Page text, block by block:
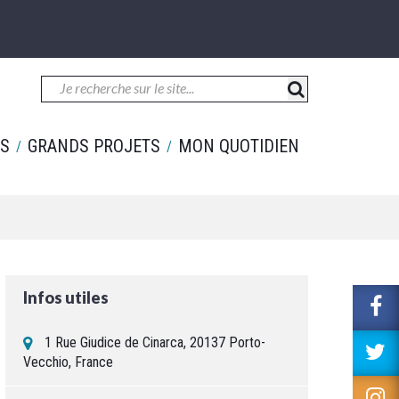
GRANDS PROJETS MON QUOTIDIEN
Infos utiles
1 Rue Giudice de Cinarca, 20137 Porto-
Vecchio, France